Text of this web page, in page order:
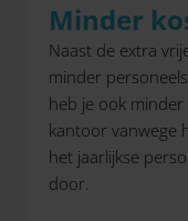
Minder
Naast de extra
minder
heb je ook
kantoor vanwege
het jaarlijkse
door.